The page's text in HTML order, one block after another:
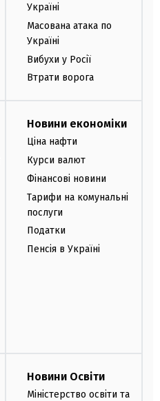
Україні
Масована атака по
Україні
Вибухи у Росії
Втрати ворога
Новини економіки
Ціна нафти
Курси валют
Фінансові новини
Тарифи на комунальні
послуги
Податки
Пенсія в Україні
Новини Освіти
Міністерство освіти та